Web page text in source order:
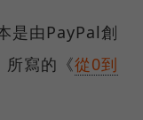
是由PayPal創
寫的《從0到